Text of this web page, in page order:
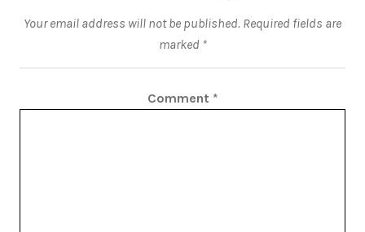
Your email address will not be published. Required fields are
marked *
Comment *